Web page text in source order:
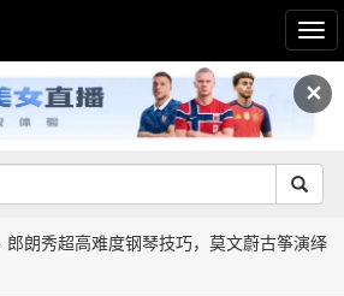
✕
郎朗秀超高难度钢琴技巧，莫文蔚古筝演绎